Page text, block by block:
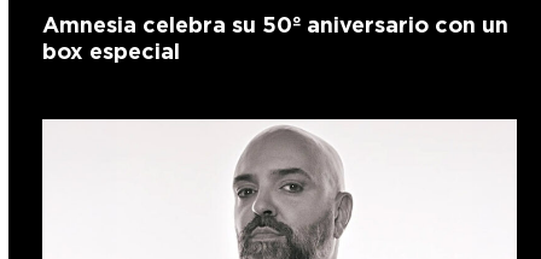
Amnesia celebra su 50º aniversario con un
box especial